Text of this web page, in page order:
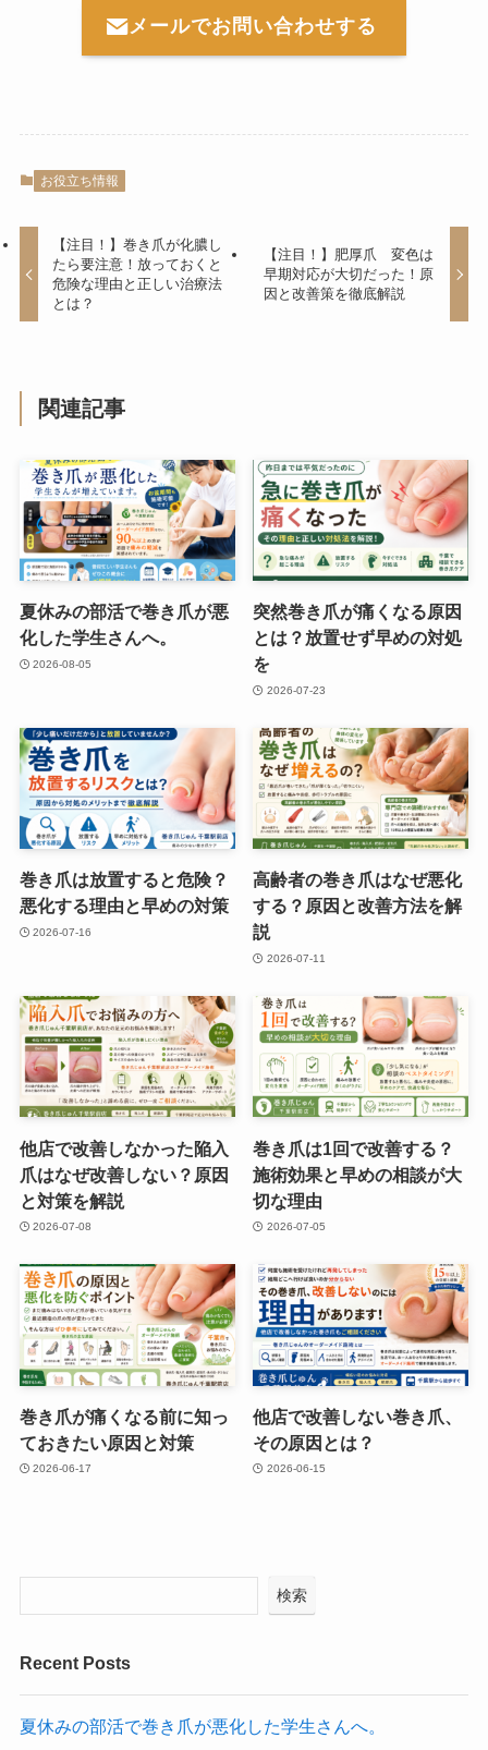
メールでお問い合わせする
お役立ち情報
【注目！】巻き爪が化膿し
たら要注意！放っておくと
危険な理由と正しい治療法
とは？
【注目！】肥厚爪 変色は
早期対応が大切だった！原
因と改善策を徹底解説
関連記事
夏休みの部活で巻き爪が悪
化した学生さんへ。
2026-08-05
突然巻き爪が痛くなる原因
とは？放置せず早めの対処
を
2026-07-23
巻き爪は放置すると危険？
悪化する理由と早めの対策
2026-07-16
高齢者の巻き爪はなぜ悪化
する？原因と改善方法を解
説
2026-07-11
他店で改善しなかった陥入
爪はなぜ改善しない？原因
と対策を解説
2026-07-08
巻き爪は1回で改善する？
施術効果と早めの相談が大
切な理由
2026-07-05
巻き爪が痛くなる前に知っ
ておきたい原因と対策
2026-06-17
他店で改善しない巻き爪、
その原因とは？
2026-06-15
検索
Recent Posts
夏休みの部活で巻き爪が悪化した学生さんへ。